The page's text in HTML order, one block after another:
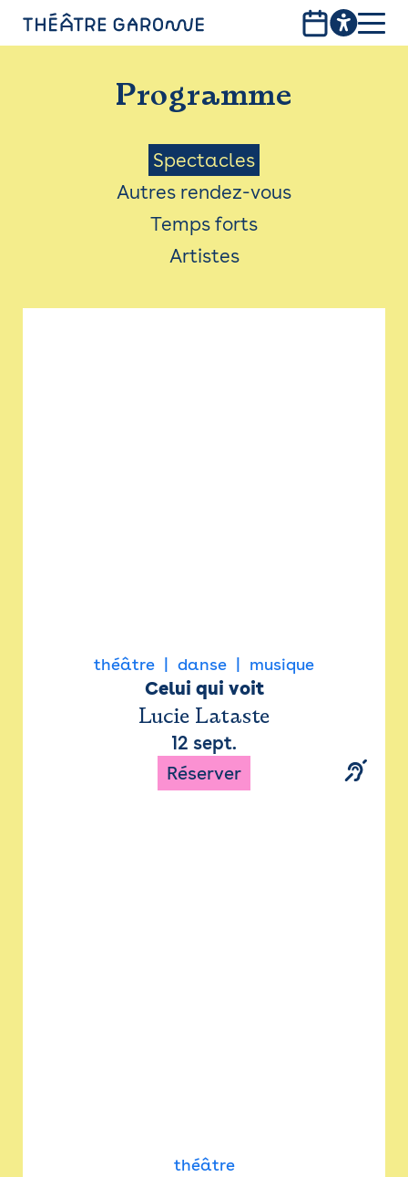
PROGRAMME
INFOS PRATIQUES
AVEC LES PUBLICS
ACCESSIBILITÉ
LES PRODUCTIONS
Programme
Menu
Saison
Spectacles
Autres rendez-vous
Temps forts
Artistes
théâtre danse musique
Celui qui voit
Lucie Lataste
12 sept.
Réserver
théâtre